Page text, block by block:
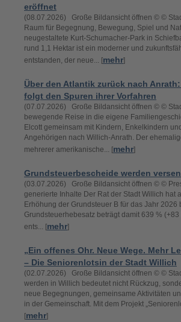
eröffnet
(08.07.2026) Große Bildansicht öffnen © ©
Raum für Begegnung, Bewegung, Spiel und
neugestaltete Kurt-Schumacher-Park in
rund 1,1 Hektar ist ein moderner und
entstanden, der neue... [mehr]
Über den Atlantik zurück nach
folgt den Spuren ihrer Vorfahren
(07.07.2026) Große Bildansicht öffnen © ©
bewegende Reise in die eigene
Elcott gemeinsam mit Kindern, Enkelkindern
Angehörigen nach Willich-Anrath. Der
mehrerer amerikanische... [mehr]
Grundsteuerbescheide werden
(03.07.2026) Große Bildansicht öffnen © ©
generierte Inhalte Der Rat der Stadt Willich hat
Erhöhung der Grundsteuer B für das Jahr 2026
Grundsteuerhebesatz beträgt damit 639 %
ents... [mehr]
„Ein offenes Ohr. Neue Wege. Mehr
– Die Seniorenlotsin der Stadt Willich
(02.07.2026) Große Bildansicht öffnen © ©
werden in Willich bedeutet nicht Rückzug,
neue Begegnungen, gemeinsame Aktivitäten
in der Gemeinschaft. Mit dem Projekt
[mehr]